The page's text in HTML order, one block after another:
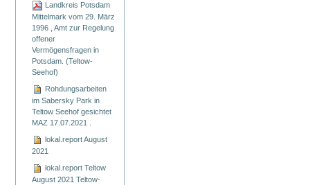
Landkreis Potsdam
Mittelmark vom 29. März
1996 , Amt zur Regelung
offener
Vermögensfragen in
Potsdam. (Teltow-
Seehof)
Rohdungsarbeiten
im Sabersky Park in
Teltow Seehof gesichtet
MAZ 17.07.2021 .
lokal.report August
2021
lokal.report Teltow
August 2021 Teltow-